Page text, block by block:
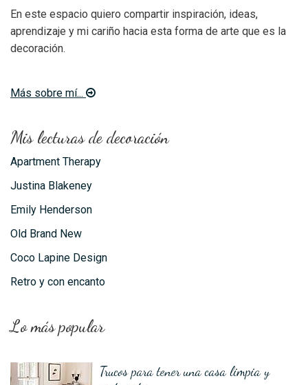
En este espacio quiero compartir inspiración, ideas,
aprendizaje y mi cariño hacia esta forma de arte que es la
decoración.
Más sobre mí...
Mis lecturas de decoración
Apartment Therapy
Justina Blakeney
Emily Henderson
Old Brand New
Coco Lapine Design
Retro y con encanto
Lo más popular
Trucos para tener una casa limpia y